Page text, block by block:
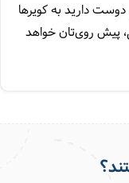
دارید به کویرها
پیش روی‌تان خواهد